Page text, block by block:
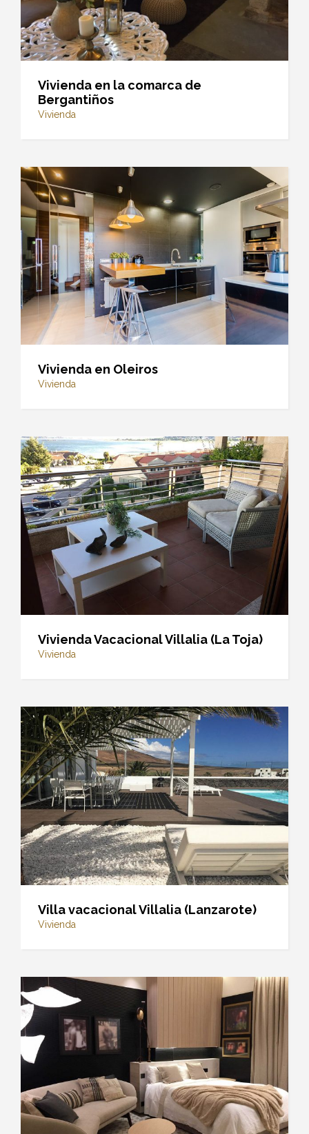
Vivienda en la comarca de
Bergantiños
Vivienda
Vivienda en Oleiros
Vivienda
Vivienda Vacacional Villalia (La Toja)
Vivienda
Villa vacacional Villalia (Lanzarote)
Vivienda